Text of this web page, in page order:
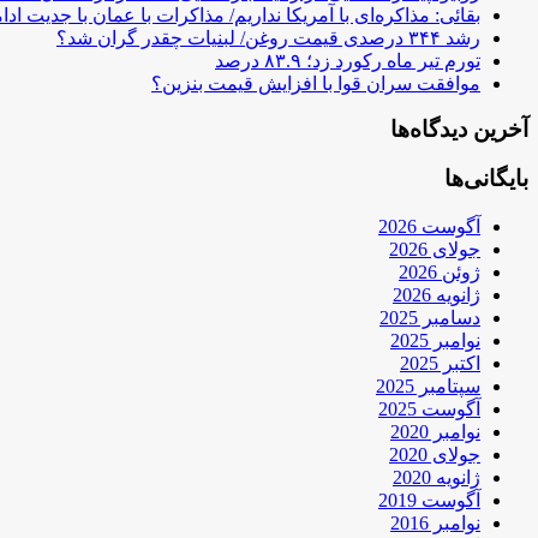
بقائی: مذاکره‌ای با آمریکا نداریم/ مذاکرات با عمان با جدیت
رشد ۳۴۴ درصدی قیمت روغن/ لبنیات چقدر گران شد؟
تورم تیر ماه رکورد زد؛ ۸۳.۹ درصد
موافقت سران قوا با افزایش قیمت بنزین؟
آخرین دیدگاه‌ها
بایگانی‌ها
آگوست 2026
جولای 2026
ژوئن 2026
ژانویه 2026
دسامبر 2025
نوامبر 2025
اکتبر 2025
سپتامبر 2025
آگوست 2025
نوامبر 2020
جولای 2020
ژانویه 2020
آگوست 2019
نوامبر 2016